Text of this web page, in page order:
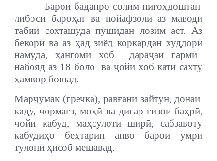
Барои баданро солим нигоҳдоштан
либоси бароҳатва пойафзолиазмаводи
табиӣ сохташудапӯшидан лозим аст. Аз
бекорӣ ва аз ҳадзиёдкоркарданхуддорӣ
намуда, ҳангомихоб дараҷаигармӣ
набояд аз18 боло ваҷойи хоб кати сахту
ҳамвор бошад.
Марҷумак (гречка), равғани зайтун, донаи
каду,чормағз,моҳӣ вадигар ғизоибаҳрӣ,
чойи кабуд, маҳсулотиширӣ, сабзавоту
кабудиҳо беҳтаринанво барои умри
тулонӣ ҳисоб мешавад.